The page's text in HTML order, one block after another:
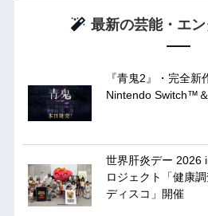
最新の芸能・エ
『青鬼2』・完全
Nintendo Switch™
世界肝炎デー 2026
ロジェクト「健康
ディスコ」開催